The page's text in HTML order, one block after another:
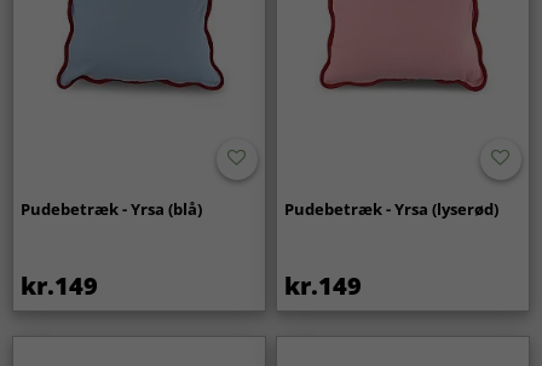
Pudebetræk - Yrsa (blå)
kr.149
Pudebetræk - Yrsa (lyserød)
kr.149